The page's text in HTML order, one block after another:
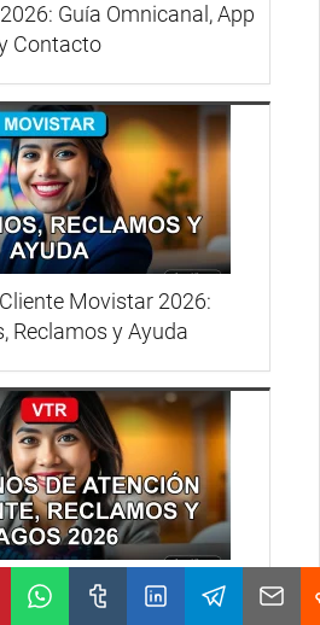
Guía Omnicanal, App
Contacto
Movistar 2026:
Reclamos y Ayuda
2026: Contacto Directo